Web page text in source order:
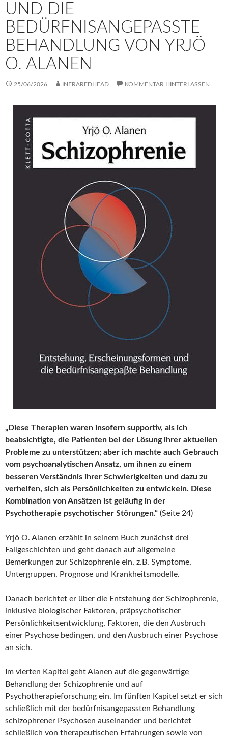
UND DIE
BEDÜRFNISANGEPASSTE
BEHANDLUNG VON YRJÖ
O. ALANEN
25/06/2026 INFRAREDHEAD KOMMENTAR HINTERLASSEN
„Diese Therapien waren insofern supportiv, als ich
beabsichtigte, die Patienten bei der Lösung ihrer aktuellen
Probleme zu unterstützen; aber ich machte auch Gebrauch
vom psychoanalytischen Ansatz, um ihnen zu einem
besseren Verständnis ihrer Schwierigkeiten und dazu zu
verhelfen, sich als Persönlichkeiten zu entwickeln. Diese
Kombination von Ansätzen ist geläufig in der
Psychotherapie psychotischer Störungen.“ (Seite 24)
Yrjö O. Alanen erzählt in seinem Buch zunächst drei
Fallgeschichten und geht danach auf allgemeine
Bemerkungen zur Schizophrenie ein, z.B. Symptome,
Untergruppen, Prognose und Krankheitsmodelle.
Danach berichtet er über die Entstehung der Schizophrenie,
inklusive biologischer Faktoren, präpsychotischer
Persönlichkeitsentwicklung, Faktoren, die den Ausbruch
einer Psychose bedingen, und den Ausbruch einer Psychose
an sich.
Im vierten Kapitel geht Alanen auf die gegenwärtige
Behandlung der Schizophrenie und auf
Psychotherapieforschung ein. Im fünften Kapitel setzt er sich
schließlich mit der bedürfnisangepassten Behandlung
schizophrener Psychosen auseinander und berichtet
schließlich von therapeutischen Erfahrungen sowie von